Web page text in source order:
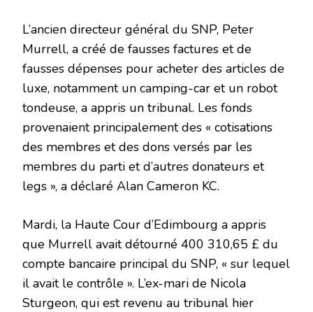
L’ancien directeur général du SNP, Peter
Murrell, a créé de fausses factures et de
fausses dépenses pour acheter des articles de
luxe, notamment un camping-car et un robot
tondeuse, a appris un tribunal. Les fonds
provenaient principalement des « cotisations
des membres et des dons versés par les
membres du parti et d’autres donateurs et
legs », a déclaré Alan Cameron KC.
Mardi, la Haute Cour d’Edimbourg a appris
que Murrell avait détourné 400 310,65 £ du
compte bancaire principal du SNP, « sur lequel
il avait le contrôle ». L’ex-mari de Nicola
Sturgeon, qui est revenu au tribunal hier